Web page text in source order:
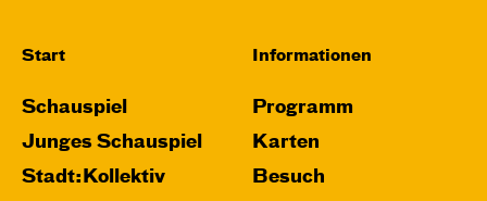
Start
Schauspiel
Junges Schauspiel
Stadt:Kollektiv
Informationen
Programm
Karten
Besuch